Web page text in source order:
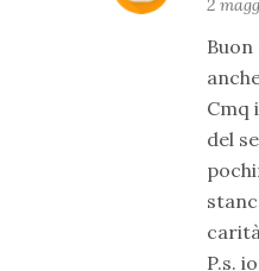
Cmq
del
P.s.